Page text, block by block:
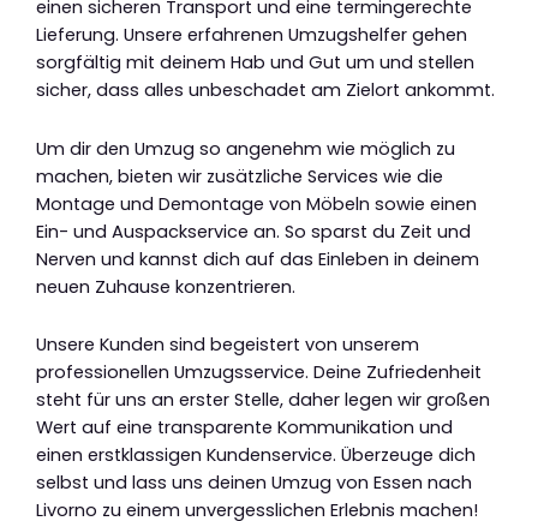
einen sicheren Transport und eine termingerechte
Lieferung. Unsere erfahrenen Umzugshelfer gehen
sorgfältig mit deinem Hab und Gut um und stellen
sicher, dass alles unbeschadet am Zielort ankommt.
Um dir den Umzug so angenehm wie möglich zu
machen, bieten wir zusätzliche Services wie die
Montage und Demontage von Möbeln sowie einen
Ein- und Auspackservice an. So sparst du Zeit und
Nerven und kannst dich auf das Einleben in deinem
neuen Zuhause konzentrieren.
Unsere Kunden sind begeistert von unserem
professionellen Umzugsservice. Deine Zufriedenheit
steht für uns an erster Stelle, daher legen wir großen
Wert auf eine transparente Kommunikation und
einen erstklassigen Kundenservice. Überzeuge dich
selbst und lass uns deinen Umzug von Essen nach
Livorno zu einem unvergesslichen Erlebnis machen!